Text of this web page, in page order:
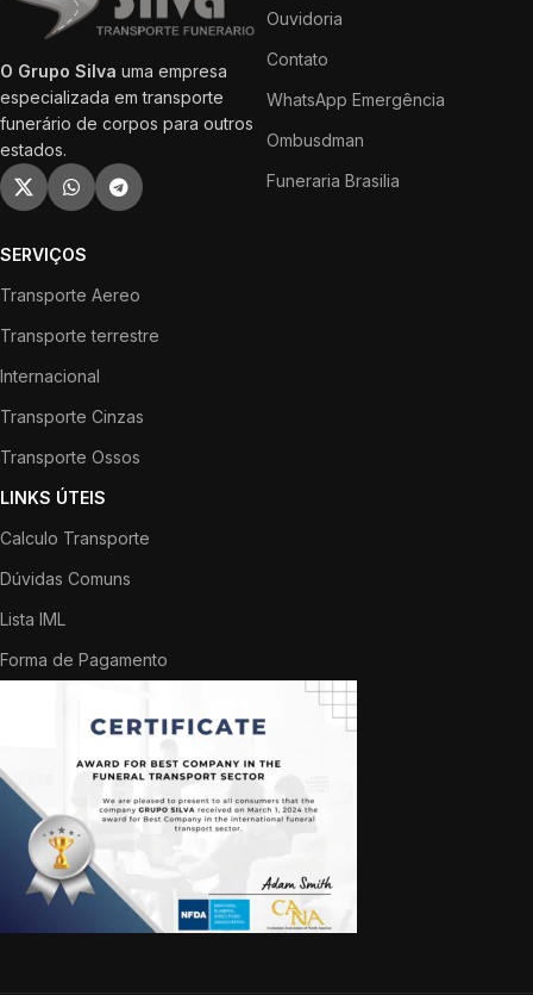
O Grupo Silva uma empresa
especializada em transporte
funerário de corpos para outros
estados.
Ouvidoria
Contato
WhatsApp Emergência
Ombusdman
Funeraria Brasilia
SERVIÇOS
Transporte Aereo
Transporte terrestre
Internacional
Transporte Cinzas
Transporte Ossos
LINKS ÚTEIS
Calculo Transporte
Dúvidas Comuns
Lista IML
Forma de Pagamento